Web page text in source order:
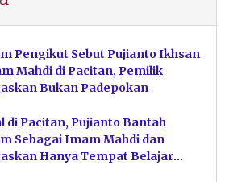
Pengikut Sebut Pujianto Ikhsan
Mahdi di Pacitan, Pemilik
Bukan Padepokan
di Pacitan, Pujianto Bantah
Sebagai Imam Mahdi dan
Hanya Tempat Belajar